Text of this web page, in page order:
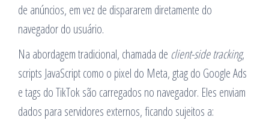
de anúncios, em vez de dispararem diretamente do
navegador do usuário.
Na abordagem tradicional, chamada de client-side tracking,
scripts JavaScript como o pixel do Meta, gtag do Google Ads
e tags do TikTok são carregados no navegador. Eles enviam
dados para servidores externos, ficando sujeitos a: